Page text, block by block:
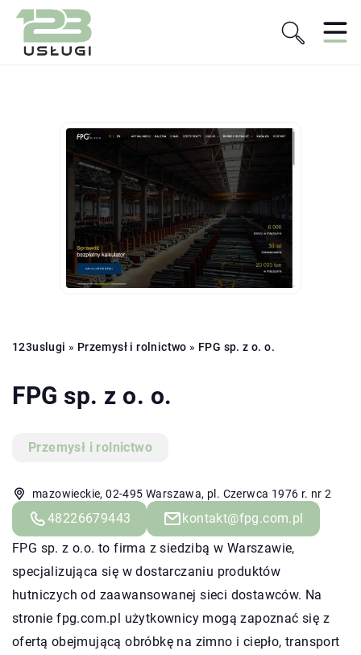
123uslugi » Przemysł i rolnictwo » FPG sp. z o. o.
FPG sp. z o. o.
Przemysł i rolnictwo
mazowieckie, 02-495 Warszawa, pl. Czerwca 1976 r. nr 2
48226679443
kontakt@fpg.com.pl
FPG sp. z o.o. to firma z siedzibą w Warszawie,
specjalizująca się w dostarczaniu produktów
hutniczych od zaawansowanej sieci dostawców. Na
stronie fpg.com.pl użytkownicy mogą zapoznać się z
ofertą obejmującą obróbkę na zimno i ciepło, transport